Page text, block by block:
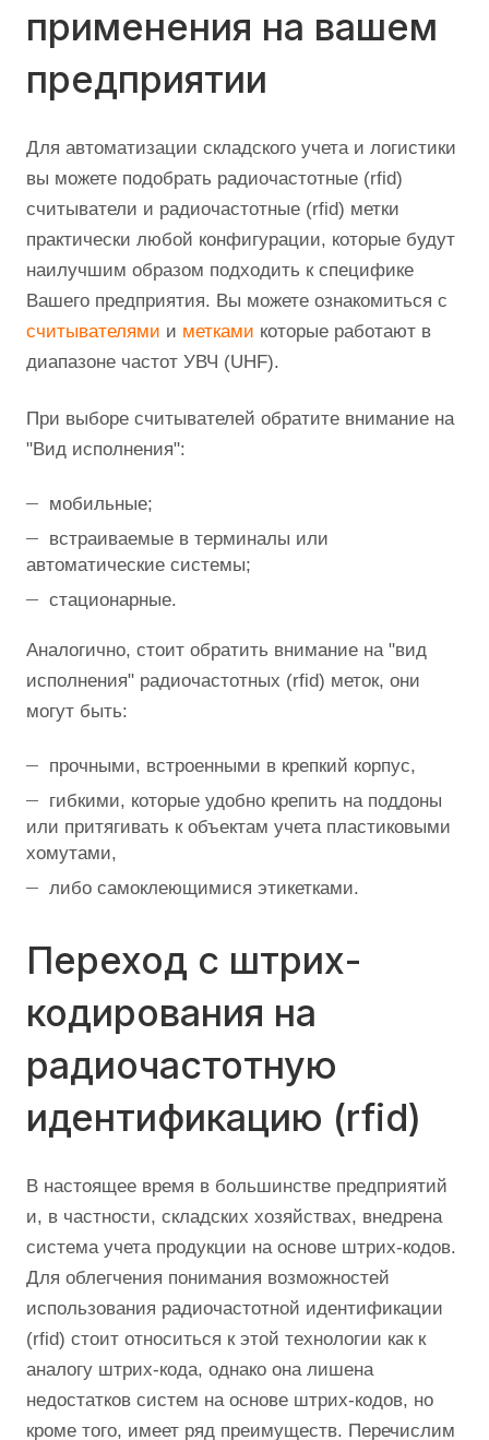
применения на вашем
предприятии
Для автоматизации складского учета и логистики
вы можете подобрать радиочастотные (rfid)
считыватели и радиочастотные (rfid) метки
практически любой конфигурации, которые будут
наилучшим образом подходить к специфике
Вашего предприятия. Вы можете ознакомиться с
считывателями и метками которые работают в
диапазоне частот УВЧ (UHF).
При выборе считывателей обратите внимание на
"Вид исполнения":
мобильные;
встраиваемые в терминалы или
автоматические системы;
стационарные.
Аналогично, стоит обратить внимание на "вид
исполнения" радиочастотных (rfid) меток, они
могут быть:
прочными, встроенными в крепкий корпус,
гибкими, которые удобно крепить на поддоны
или притягивать к объектам учета пластиковыми
хомутами,
либо самоклеющимися этикетками.
Переход с штрих-
кодирования на
радиочастотную
идентификацию (rfid)
В настоящее время в большинстве предприятий
и, в частности, складских хозяйствах, внедрена
система учета продукции на основе штрих-кодов.
Для облегчения понимания возможностей
использования радиочастотной идентификации
(rfid) стоит относиться к этой технологии как к
аналогу штрих-кода, однако она лишена
недостатков систем на основе штрих-кодов, но
кроме того, имеет ряд преимуществ. Перечислим